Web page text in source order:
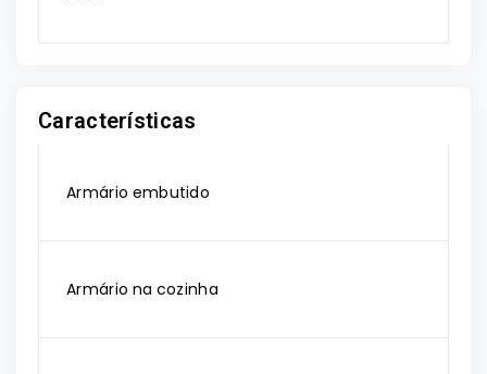
Características
Armário embutido
Armário na cozinha